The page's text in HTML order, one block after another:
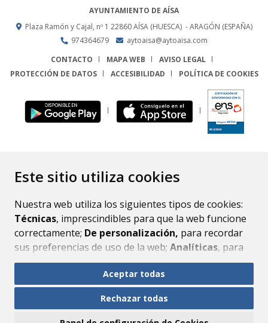
Este sitio utiliza cookies
Nuestra web utiliza los siguientes tipos de cookies:
Técnicas, imprescindibles para que la web funcione
correctamente; De personalización, para recordar
sus preferencias de uso de la web; Analíticas, para
mejorar el funcionamiento de la web y sus servicios.
Si acepta pulsando el botón“Aceptar todas”
consideramos que acepta su uso. Si pulsa el botón
Aceptar todas
Rechazar todas
AYUNTAMIENTO DE AÍSA
Plaza Ramón y Cajal, nº 1 22860 AÍSA (HUESCA) - ARAGÓN (ESPAÑA)
974364679
aytoaisa@aytoaisa.com
CONTACTO
MAPA WEB
AVISO LEGAL
PROTECCIÓN DE DATOS
ACCESIBILIDAD POLÍTICA DE COOKIES